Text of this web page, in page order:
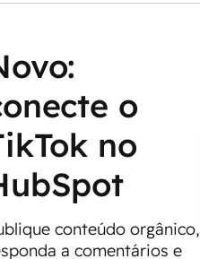
o
no
conteúdo orgânico,
a comentários e